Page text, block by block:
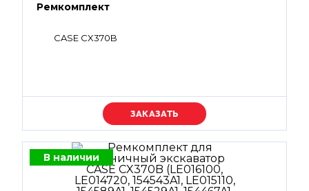
Ремкомплект
CASE CX370B
Уточняйте цену
В наличии